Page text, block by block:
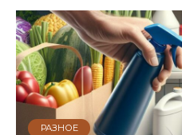
РАЗНОЕ